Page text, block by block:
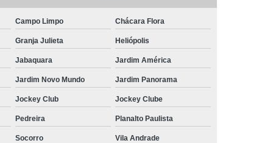
Campo Limpo Chácara Flora
Granja Julieta Heliópolis
Jabaquara Jardim América
Jardim Novo Mundo Jardim Panorama
Jockey Club Jockey Clube
Pedreira Planalto Paulista
Socorro Vila Andrade